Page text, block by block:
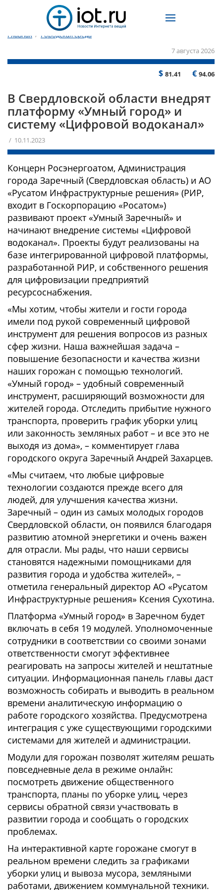
Главная / Городская среда
7 августа 2026
$ 81.41 € 94.06
В Свердловской области внедрят
платформу «Умный город» и
систему «Цифровой водоканал»
/ 10.11.2023
Концерн Росэнергоатом, Администрация
города Заречный (Свердловская область) и АО
«Русатом Инфраструктурные решения» (РИР,
входит в Госкорпорацию «Росатом»)
развивают проект «Умный Заречный» и
начинают внедрение системы «Цифровой
водоканал». Проекты будут реализованы на
базе интегрированной цифровой платформы,
разработанной РИР, и собственного решения
для цифровизации предприятий
ресурсоснабжения.
«Мы хотим, чтобы жители и гости города
имели под рукой современный цифровой
инструмент для решения вопросов из разных
сфер жизни. Наша важнейшая задача –
повышение безопасности и качества жизни
наших горожан с помощью технологий.
«Умный город» – удобный современный
инструмент, расширяющий возможности для
жителей города. Отследить прибытие нужного
транспорта, проверить график уборки улиц
или законность земляных работ – и все это не
выходя из дома», – комментирует глава
городского округа Заречный Андрей Захарцев.
«Мы считаем, что любые цифровые
технологии создаются прежде всего для
людей, для улучшения качества жизни.
Заречный – один из самых молодых городов
Свердловской области, он появился благодаря
развитию атомной энергетики и очень важен
для отрасли. Мы рады, что наши сервисы
становятся надежными помощниками для
развития города и удобства жителей», –
отметила генеральный директор АО «Русатом
Инфраструктурные решения» Ксения Сухотина.
Платформа «Умный город» в Заречном будет
включать в себя 19 модулей. Уполномоченные
сотрудники в соответствии со своими зонами
ответственности смогут эффективнее
реагировать на запросы жителей и нештатные
ситуации. Информационная панель главы даст
возможность собирать и выводить в реальном
времени аналитическую информацию о
работе городского хозяйства. Предусмотрена
интеграция с уже существующими городскими
системами для жителей и администрации.
Модули для горожан позволят жителям решать
повседневные дела в режиме онлайн:
посмотреть движение общественного
транспорта, планы по уборке улиц, через
сервисы обратной связи участвовать в
развитии города и сообщать о городских
проблемах.
На интерактивной карте горожане смогут в
реальном времени следить за графиками
уборки улиц и вывоза мусора, земляными
работами, движением коммунальной техники.